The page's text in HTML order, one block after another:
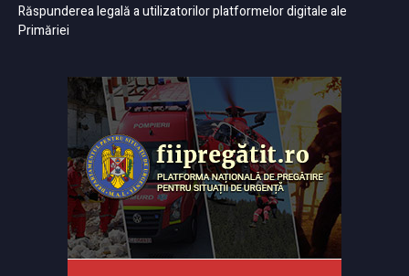
Răspunderea legală a utilizatorilor platformelor digitale ale
Primăriei